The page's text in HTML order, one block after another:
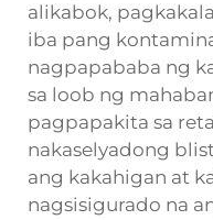
alikabok,
iba pang
nagpapababa ng
sa loob ng
pagpapakita sa
nakaselyadong
ang kakahigan at
nagsisigurado na